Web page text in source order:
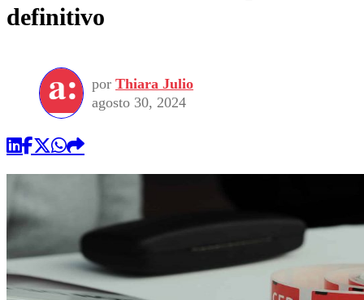
definitivo
por Thiara Julio
agosto 30, 2024